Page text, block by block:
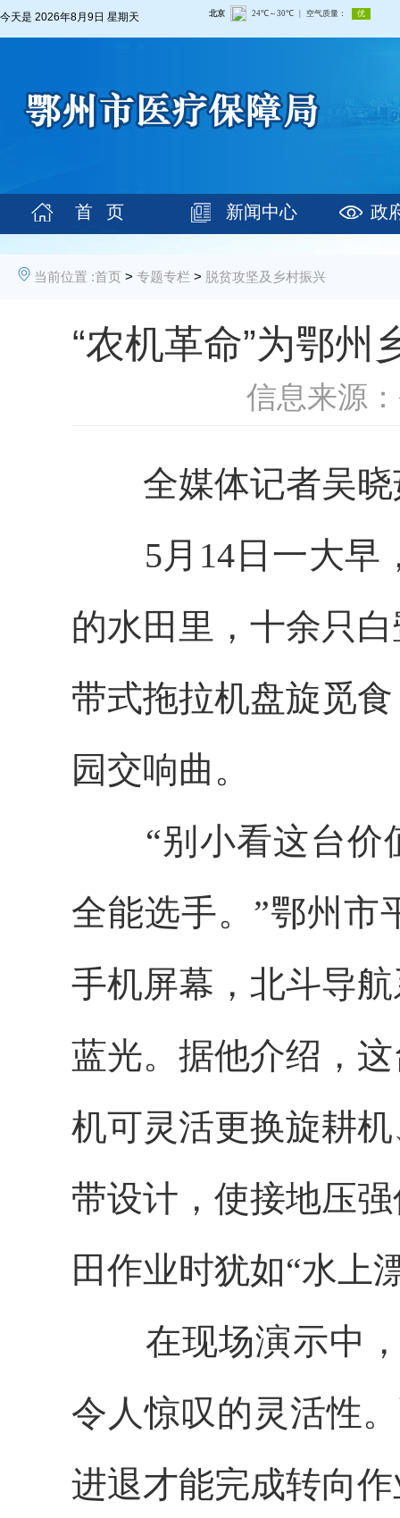
今天是 2026年8月9日 星期天
首 页 新闻中心 政
当前位置 :首页 > 专题专栏 > 脱贫攻坚及乡村振兴
“农机革命”为鄂州
信息来源
全媒体记者吴晓
5月14日一大早
的水田里，十余只
带式拖拉机盘旋觅
园交响曲。
“别小看这台价值
全能选手。”鄂州市
手机屏幕，北斗导
蓝光。据他介绍，
机可灵活更换旋耕
带设计，使接地压
田作业时犹如“水上
在现场演示中，
令人惊叹的灵活性
进退才能完成转向